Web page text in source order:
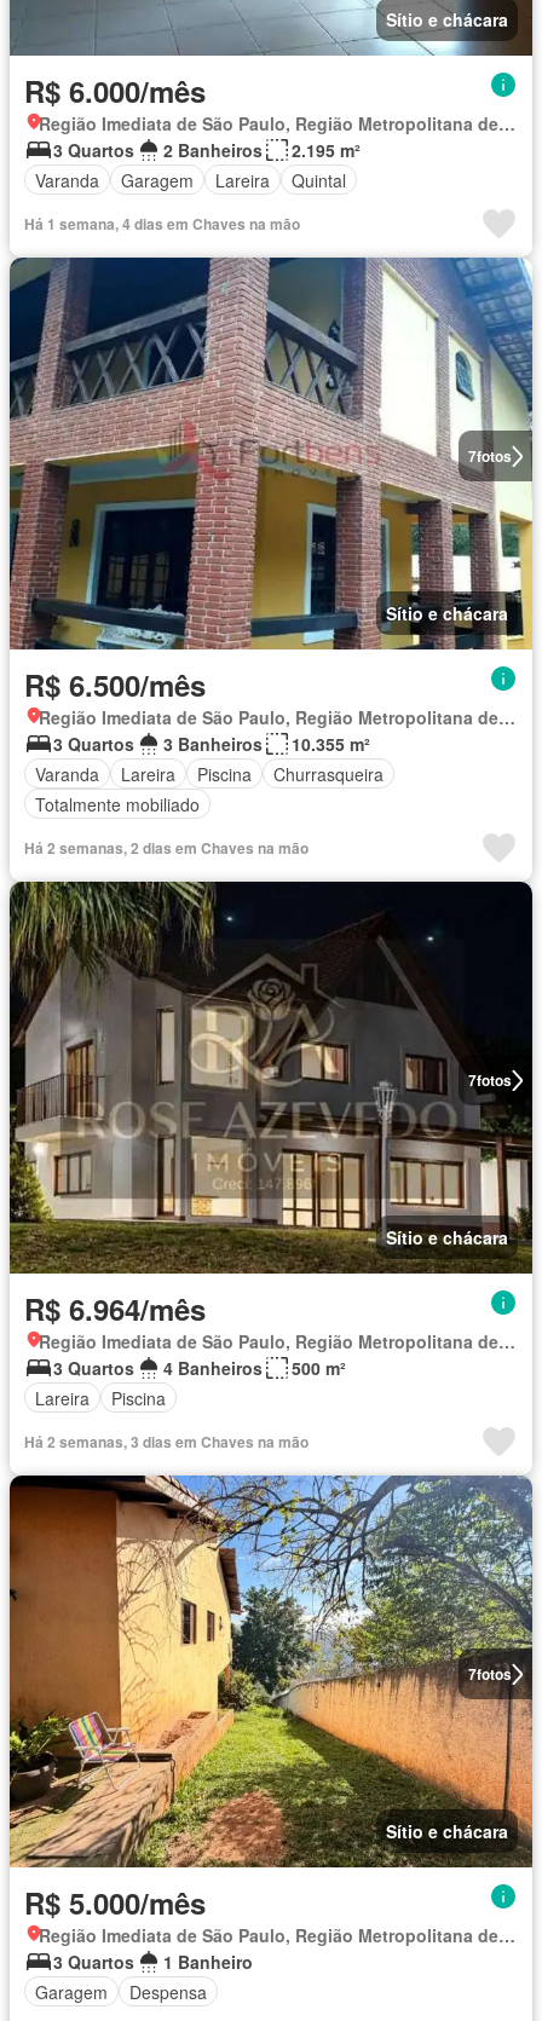
Sítio e chácara
R$ 6.000/mês
Região Imediata de São Paulo, Região Metropolitana de São Paulo
3 Quartos
2 Banheiros
2.195 m²
Varanda
Garagem Lareira Quintal
Há 1 semana, 4 dias em Chaves na mão
7fotos
Sítio e chácara
R$ 6.500/mês
Região Imediata de São Paulo, Região Metropolitana de São Paulo
3 Quartos
3 Banheiros
10.355 m²
Varanda
Lareira Piscina
Churrasqueira
Totalmente mobiliado
Há 2 semanas, 2 dias em Chaves na mão
7fotos
Sítio e chácara
R$ 6.964/mês
Região Imediata de São Paulo, Região Metropolitana de São Paulo
3 Quartos
4 Banheiros
500 m²
Lareira
Piscina
Há 2 semanas, 3 dias em Chaves na mão
7fotos
Sítio e chácara
R$ 5.000/mês
Região Imediata de São Paulo, Região Metropolitana de São Paulo
3 Quartos
1 Banheiro
Garagem
Despensa